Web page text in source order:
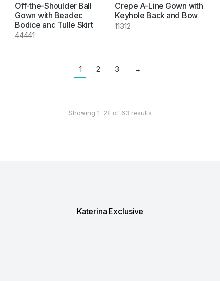
Off-the-Shoulder Ball
Gown with Beaded
Bodice and Tulle Skirt
44441
Crepe A-Line Gown with
Keyhole Back and Bow
11312
1 2 3 →
Showing 1–28 of 63 results
Katerina Exclusive